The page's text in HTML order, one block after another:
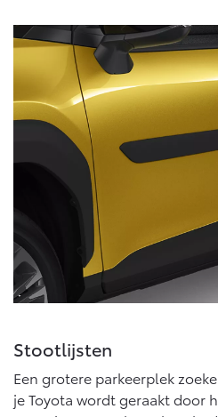
Proace (excl. BTW)
OOK ALS BATTERIJ-
ELEKTRISCH
Vanaf € 37.500,-
Proace Max (excl. BTW)
OOK ALS BATTERIJ-
Stootlijsten
Een grotere parkeerplek
je Toyota wordt geraakt door